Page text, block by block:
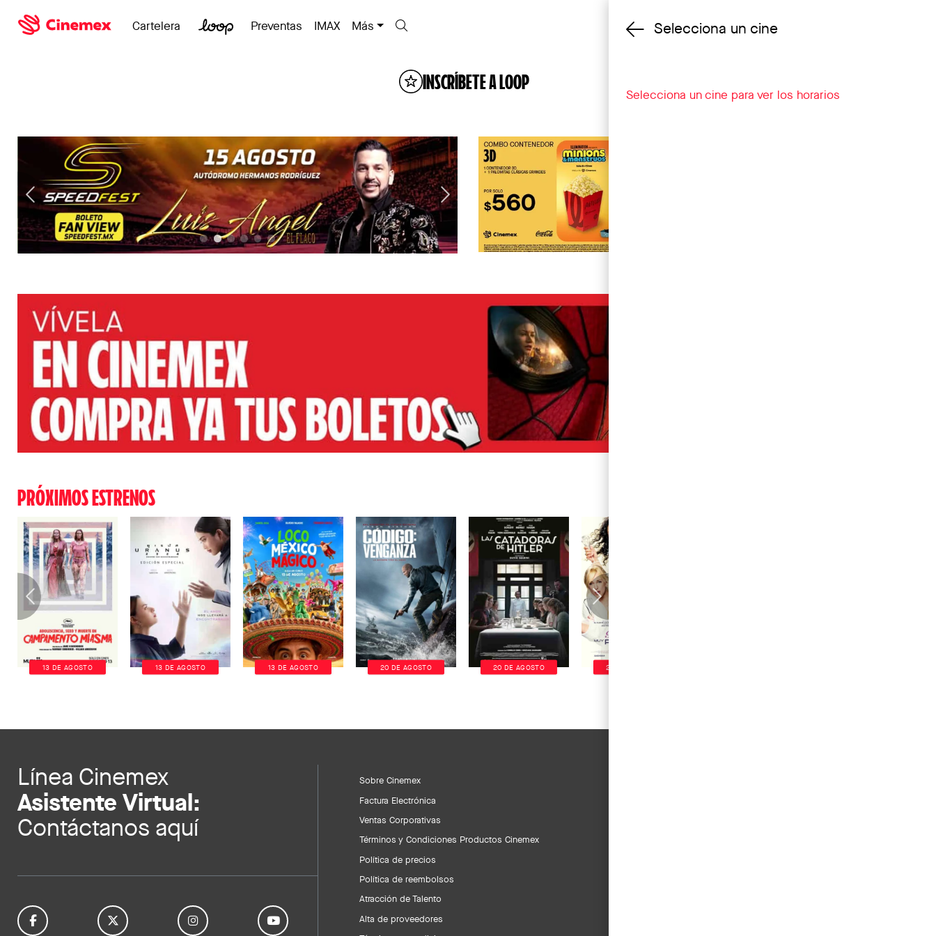
Cambiar cine
Cartelera Preventas IMAX Más
INSCRÍBETE A LOOP
PRÓXIMOS ESTRENOS
13 DE AGOSTO 13 DE AGOSTO 13 DE AGOSTO 20 DE AGOSTO 20 DE AGOSTO 20 DE AGOSTO
Línea Cinemex
Asistente Virtual:
Contáctanos aquí
Sobre Cinemex
Factura Electrónica
Ventas Corporativas
Términos y Condiciones Productos Cinemex
Política de precios
Política de reembolsos
Atracción de Talento
Alta de proveedores
Selecciona un cine
Selecciona un cine para ver los horarios